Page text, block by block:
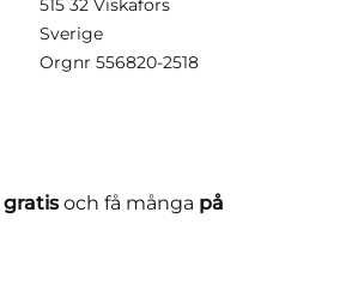
515 32 Viskafors
Sverige
Orgnr 556820-2518
gratisoch få många på